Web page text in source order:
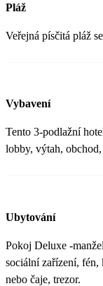
Pláž
Veřejná písčitá pláž
Vybavení
Tento 3-podlažní
lobby, výtah,
Ubytování
Pokoj Deluxe -
sociální zařízení,
nebo čaje, trezor.